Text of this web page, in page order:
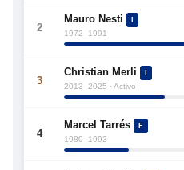
2
Mauro Nesti
1972–1991
3
Christian Merli
2013–2025 · Activo
4
Marcel Tarrés F
1980–1993